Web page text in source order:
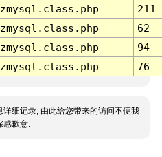
211
62
94
76
详细记录, 由此给您带来的访问不便我
感歉意.